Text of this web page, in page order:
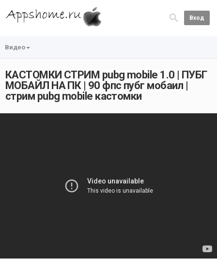
Вход
Видео
КАСТОМКИ СТРИМ pubg mobile 1.0 | ПУБГ
МОБАЙЛ НА ПК | 90 фпс пубг мобаил |
стрим pubg mobile кастомки